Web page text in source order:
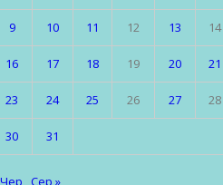
9 10 11 12 13 14
16 17 18 19 20 21
23 24 25 26 27 28
30 31
Сер »